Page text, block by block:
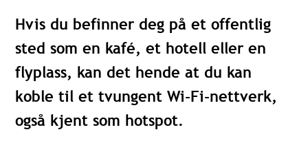
Hvis du befinner deg på et offentlig
sted som en kafé, et hotell eller en
flyplass, kan det hende at du kan
koble til et tvungent Wi-Fi-nettverk,
også kjent som hotspot.